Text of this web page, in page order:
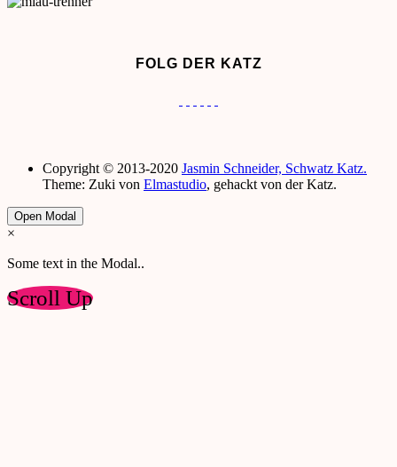
FOLG DER KATZ
Copyright © 2013-2020 Jasmin Schneider, Schwatz Katz.
Theme: Zuki von Elmastudio, gehackt von der Katz.
Open Modal
×
Some text in the Modal..
Scroll Up